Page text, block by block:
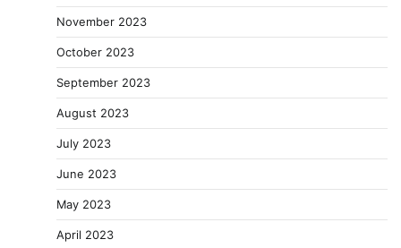
November 2023
October 2023
September 2023
August 2023
July 2023
June 2023
May 2023
April 2023